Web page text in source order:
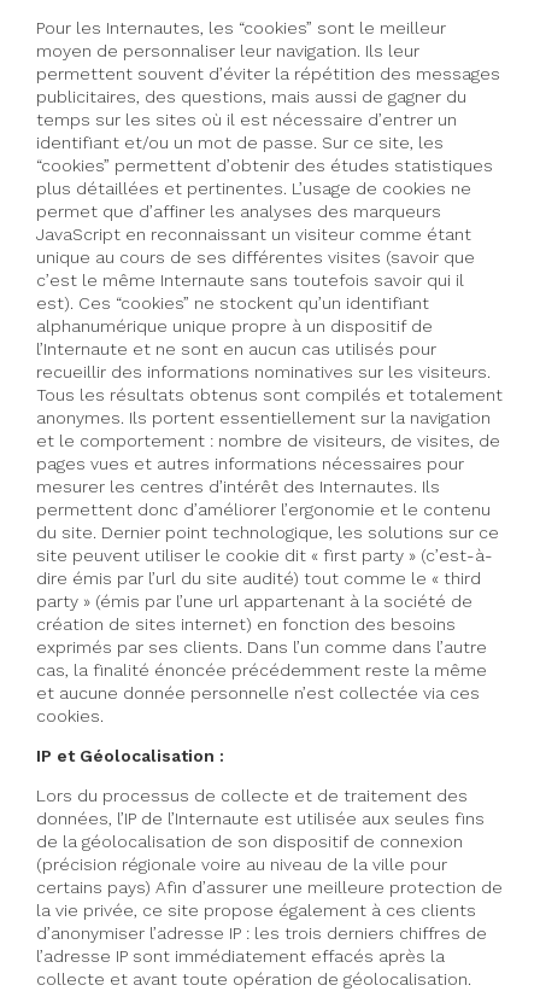
Pour les Internautes, les “cookies” sont le meilleur
moyen de personnaliser leur navigation. Ils leur
permettent souvent d’éviter la répétition des messages
publicitaires, des questions, mais aussi de gagner du
temps sur les sites où il est nécessaire d’entrer un
identifiant et/ou un mot de passe. Sur ce site, les
“cookies” permettent d’obtenir des études statistiques
plus détaillées et pertinentes. L’usage de cookies ne
permet que d’affiner les analyses des marqueurs
JavaScript en reconnaissant un visiteur comme étant
unique au cours de ses différentes visites (savoir que
c’est le même Internaute sans toutefois savoir qui il
est). Ces “cookies” ne stockent qu’un identifiant
alphanumérique unique propre à un dispositif de
l’Internaute et ne sont en aucun cas utilisés pour
recueillir des informations nominatives sur les visiteurs.
Tous les résultats obtenus sont compilés et totalement
anonymes. Ils portent essentiellement sur la navigation
et le comportement : nombre de visiteurs, de visites, de
pages vues et autres informations nécessaires pour
mesurer les centres d’intérêt des Internautes. Ils
permettent donc d’améliorer l’ergonomie et le contenu
du site. Dernier point technologique, les solutions sur ce
site peuvent utiliser le cookie dit « first party » (c’est-à-
dire émis par l’url du site audité) tout comme le « third
party » (émis par l’une url appartenant à la société de
création de sites internet) en fonction des besoins
exprimés par ses clients. Dans l’un comme dans l’autre
cas, la finalité énoncée précédemment reste la même
et aucune donnée personnelle n’est collectée via ces
cookies.
IP et Géolocalisation :
Lors du processus de collecte et de traitement des
données, l’IP de l’Internaute est utilisée aux seules fins
de la géolocalisation de son dispositif de connexion
(précision régionale voire au niveau de la ville pour
certains pays) Afin d’assurer une meilleure protection de
la vie privée, ce site propose également à ces clients
d’anonymiser l’adresse IP : les trois derniers chiffres de
l’adresse IP sont immédiatement effacés après la
collecte et avant toute opération de géolocalisation.